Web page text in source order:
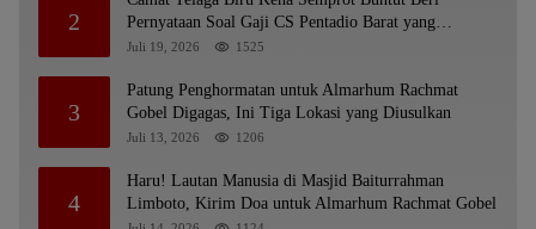
2
Pernyataan Soal Gaji CS Pentadio Barat yang
Nunggak
Juli 19, 2026 1525
3
Patung Penghormatan untuk Almarhum Rachmat
Gobel Digagas, Ini Tiga Lokasi yang Diusulkan
Juli 13, 2026 1206
4
Haru! Lautan Manusia di Masjid Baiturrahman
Limboto, Kirim Doa untuk Almarhum Rachmat Gobel